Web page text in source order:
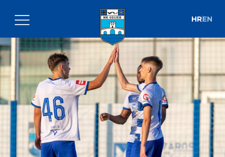
HREN